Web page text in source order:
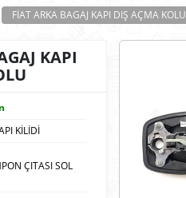
FİAT ARKA BAGAJ KAPI DIŞ AÇMA KOLU
KAPI
KİLİDİ
ÇITASI SOL